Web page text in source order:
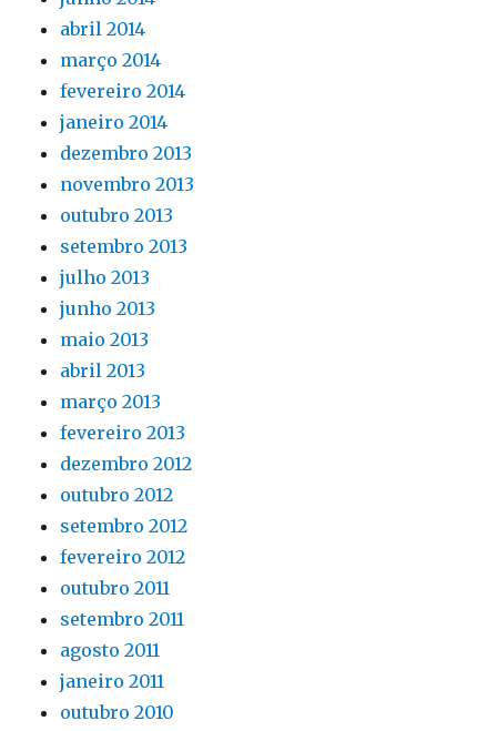
abril 2014
março 2014
fevereiro 2014
janeiro 2014
dezembro 2013
novembro 2013
outubro 2013
setembro 2013
julho 2013
junho 2013
maio 2013
abril 2013
março 2013
fevereiro 2013
dezembro 2012
outubro 2012
setembro 2012
fevereiro 2012
outubro 2011
setembro 2011
agosto 2011
janeiro 2011
outubro 2010